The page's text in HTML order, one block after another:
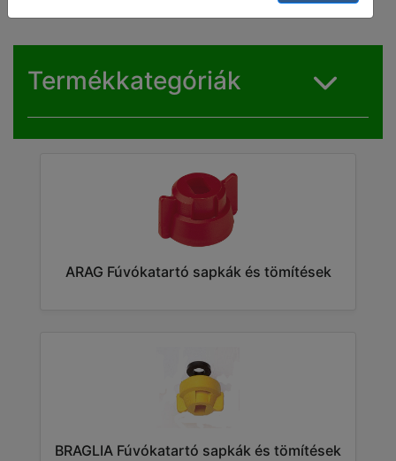
Termékkategóriák
ARAG Fúvókatartó sapkák és tömítések
BRAGLIA Fúvókatartó sapkák és tömítések